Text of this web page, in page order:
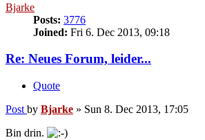
Bjarke
Posts: 3776
Joined: Fri 6. Dec 2013, 09:18
Re: Neues Forum, leider...
Quote
Post by Bjarke » Sun 8. Dec 2013, 17:05
Bin drin.